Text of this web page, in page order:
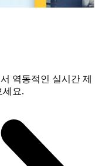
역동적인 실시간 제
세요.